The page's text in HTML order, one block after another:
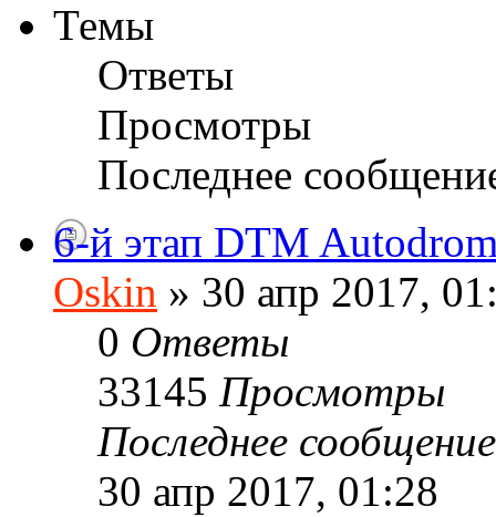
Темы
Ответы
Просмотры
Последнее
6-й этап DTM
Oskin » 30 апр 2017,
0 Ответы
33145 Просмотры
Последнее
30 апр 2017, 01:28